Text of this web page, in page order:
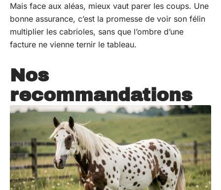
Mais face aux aléas, mieux vaut parer les coups. Une
bonne assurance, c’est la promesse de voir son félin
multiplier les cabrioles, sans que l’ombre d’une
facture ne vienne ternir le tableau.
Nos
recommandations